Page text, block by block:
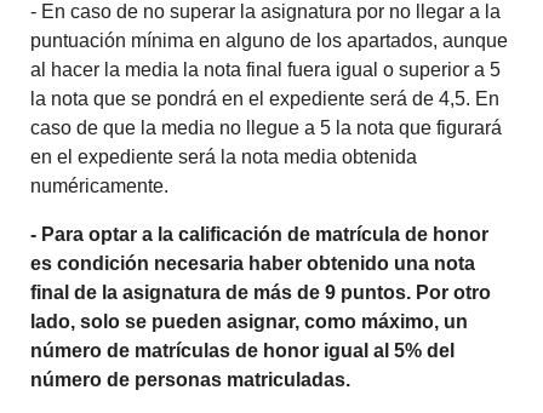
- En caso de no superar la asignatura por no llegar a la
puntuación mínima en alguno de los apartados, aunque
al hacer la media la nota final fuera igual o superior a 5
la nota que se pondrá en el expediente será de 4,5. En
caso de que la media no llegue a 5 la nota que figurará
en el expediente será la nota media obtenida
numéricamente.
- Para optar a la calificación de matrícula de honor
es condición necesaria haber obtenido una nota
final de la asignatura de más de 9 puntos. Por otro
lado, solo se pueden asignar, como máximo, un
número de matrículas de honor igual al 5% del
número de personas matriculadas.